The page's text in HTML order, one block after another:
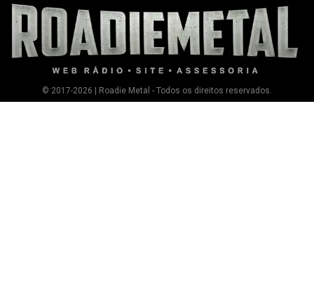
© 2017-2026 | Roadie Metal - Todos os direitos reservados.